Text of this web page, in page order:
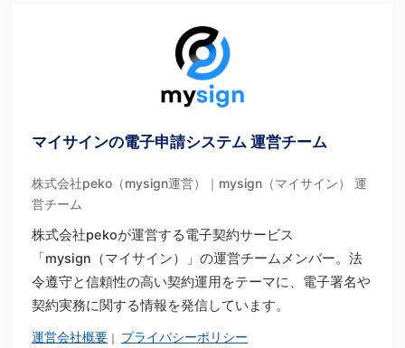
マイサインの電子申請システム 運営チーム
株式会社peko（mysign運営）｜mysign（マイサイン） 運
営チーム
株式会社pekoが運営する電子契約サービス
「mysign（マイサイン）」の運営チームメンバー。法
令遵守と信頼性の高い契約運用をテーマに、電子署名や
契約実務に関する情報を発信しています。
運営会社概要 ｜ プライバシーポリシー